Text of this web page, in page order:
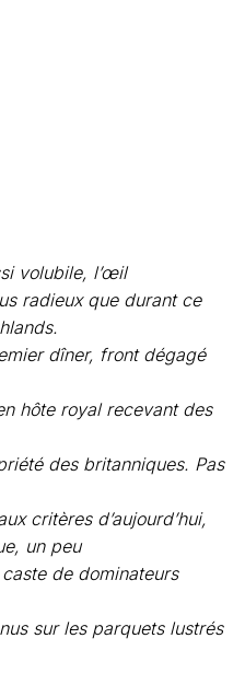
hôte royal recevant des
des britanniques. Pas
critères d’aujourd’hui,
un peu
de dominateurs
sur les parquets lustrés
de solides double-
des pales géantes
des murs, écaillée ça et